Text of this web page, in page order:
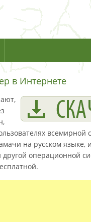
в Интернете
всемирной
на русском языке,
другой операционной